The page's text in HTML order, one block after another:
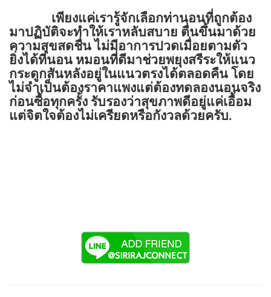
เพียงแค่เรารู้จักเลือกท่านอนที่ถูกต้อง
มาปฏิบัติจะทำให้เราหลับสบาย ตื่นขึ้นมาด้วย
ความสุขสดชื่น ไม่มีอาการปวดเมื่อยตามตัว
ยิ่งได้ที่นอน หมอนที่ดีมาช่วยพยุงสรีระให้แนว
กระดูกสันหลังอยู่ในแนวตรงได้ตลอดคืน โดย
ไม่จำเป็นต้องราคาแพงแต่ต้องทดลองนอนจริง
ก่อนซื้อทุกครั้ง รับรองว่าสุขภาพดีอยู่แค่เอื้อม
แต่จิตใจต้องไม่เครียดหรือกังวลด้วยครับ.